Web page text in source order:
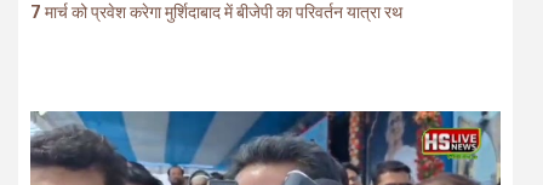
7 मार्च को प्रवेश करेगा मुर्शिदाबाद में बीजेपी का परिवर्तन यात्रा रथ